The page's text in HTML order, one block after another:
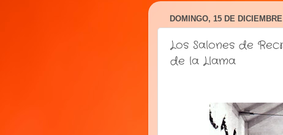
DOMINGO, 15 DE
Los Salones de
de la Llama